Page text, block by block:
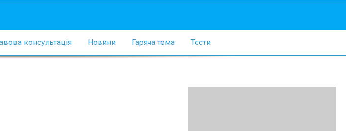
консультація Новини Гаряча тема Тести